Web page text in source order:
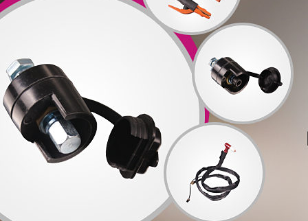
10-25MM平方 板式快速接头
板式快速插头插座
板式快速插座加长型
板式快速接头10-25MM
板式快速接头 10-25mm
板式快速接头-加长型
产品中心/ PRDOUCTS